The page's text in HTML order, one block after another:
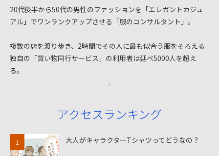
20代後半から50代の男性のファッションを「エレガントカジュ
アル」でワンランクアップさせる「服のコンサルタント」。
複数の店を渡り歩き、2時間でその人に最も似合う服をそろえる
独自の「買い物同行サービス」の利用者は延べ5000人を超え
る。
.
アクセスランキング
大人がキャラクターTシャツってどうなの？